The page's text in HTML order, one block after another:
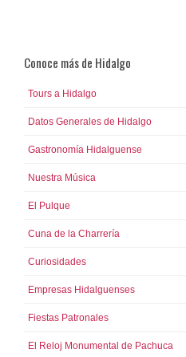
Conoce más de Hidalgo
Tours a Hidalgo
Datos Generales de Hidalgo
Gastronomía Hidalguense
Nuestra Música
El Pulque
Cuna de la Charrería
Curiosidades
Empresas Hidalguenses
Fiestas Patronales
El Reloj Monumental de Pachuca